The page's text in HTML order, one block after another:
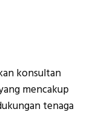
konsultan
mencakup
tenaga